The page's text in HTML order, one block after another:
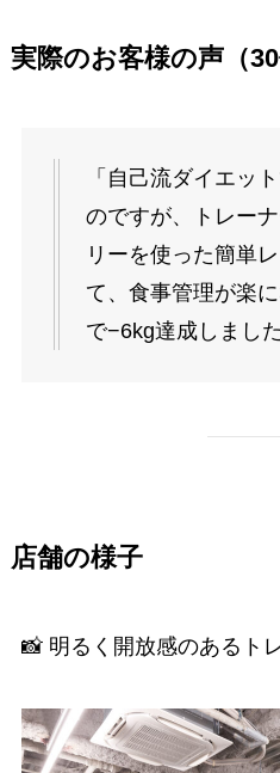
実際のお客様の声（
「自己流ダイエッ
のですが、トレー
リーを使った簡単
て、食事管理が楽
で−6kg達成しました
店舗の様子
📸 明るく開放感のあるト